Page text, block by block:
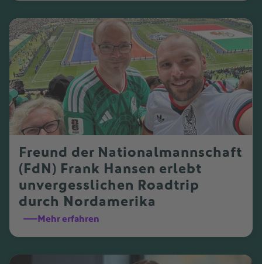
Freund der Nationalmannschaft
(FdN) Frank Hansen erlebt
unvergesslichen Roadtrip
durch Nordamerika
Mehr erfahren